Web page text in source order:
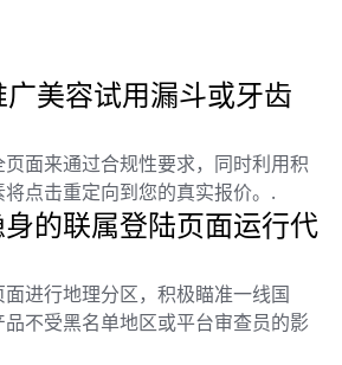
广美容试用漏斗或牙齿
面来通过合规性要求，同时利用积
点击重定向到您的真实报价。.
的联属登陆页面运行代
进行地理分区，积极瞄准一线国
不受黑名单地区或平台审查员的影